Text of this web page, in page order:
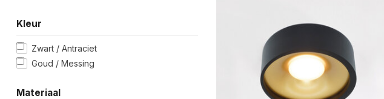
Kleur
Zwart / Antraciet
Goud / Messing
Materiaal